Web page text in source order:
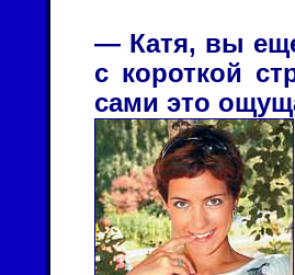
— Катя, вы
с короткой
сами это